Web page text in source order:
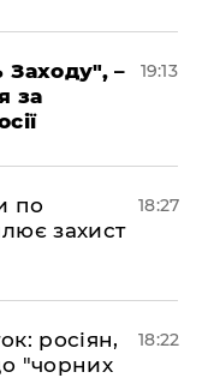
Заходу", –
за
19:13
по
захист
18:27
росіян,
"чорних
18:22